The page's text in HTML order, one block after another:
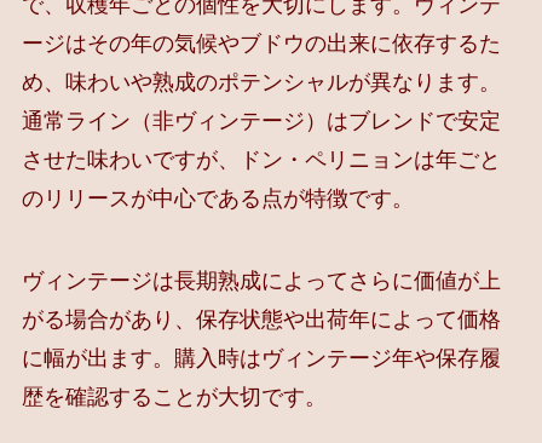
で、収穫年ごとの個性を大切にします。ヴィンテ
ージはその年の気候やブドウの出来に依存するた
め、味わいや熟成のポテンシャルが異なります。
通常ライン（非ヴィンテージ）はブレンドで安定
させた味わいですが、ドン・ペリニョンは年ごと
のリリースが中心である点が特徴です。
ヴィンテージは長期熟成によってさらに価値が上
がる場合があり、保存状態や出荷年によって価格
に幅が出ます。購入時はヴィンテージ年や保存履
歴を確認することが大切です。